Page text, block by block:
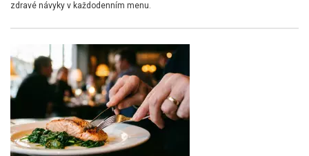
zdravé návyky v každodenním menu.